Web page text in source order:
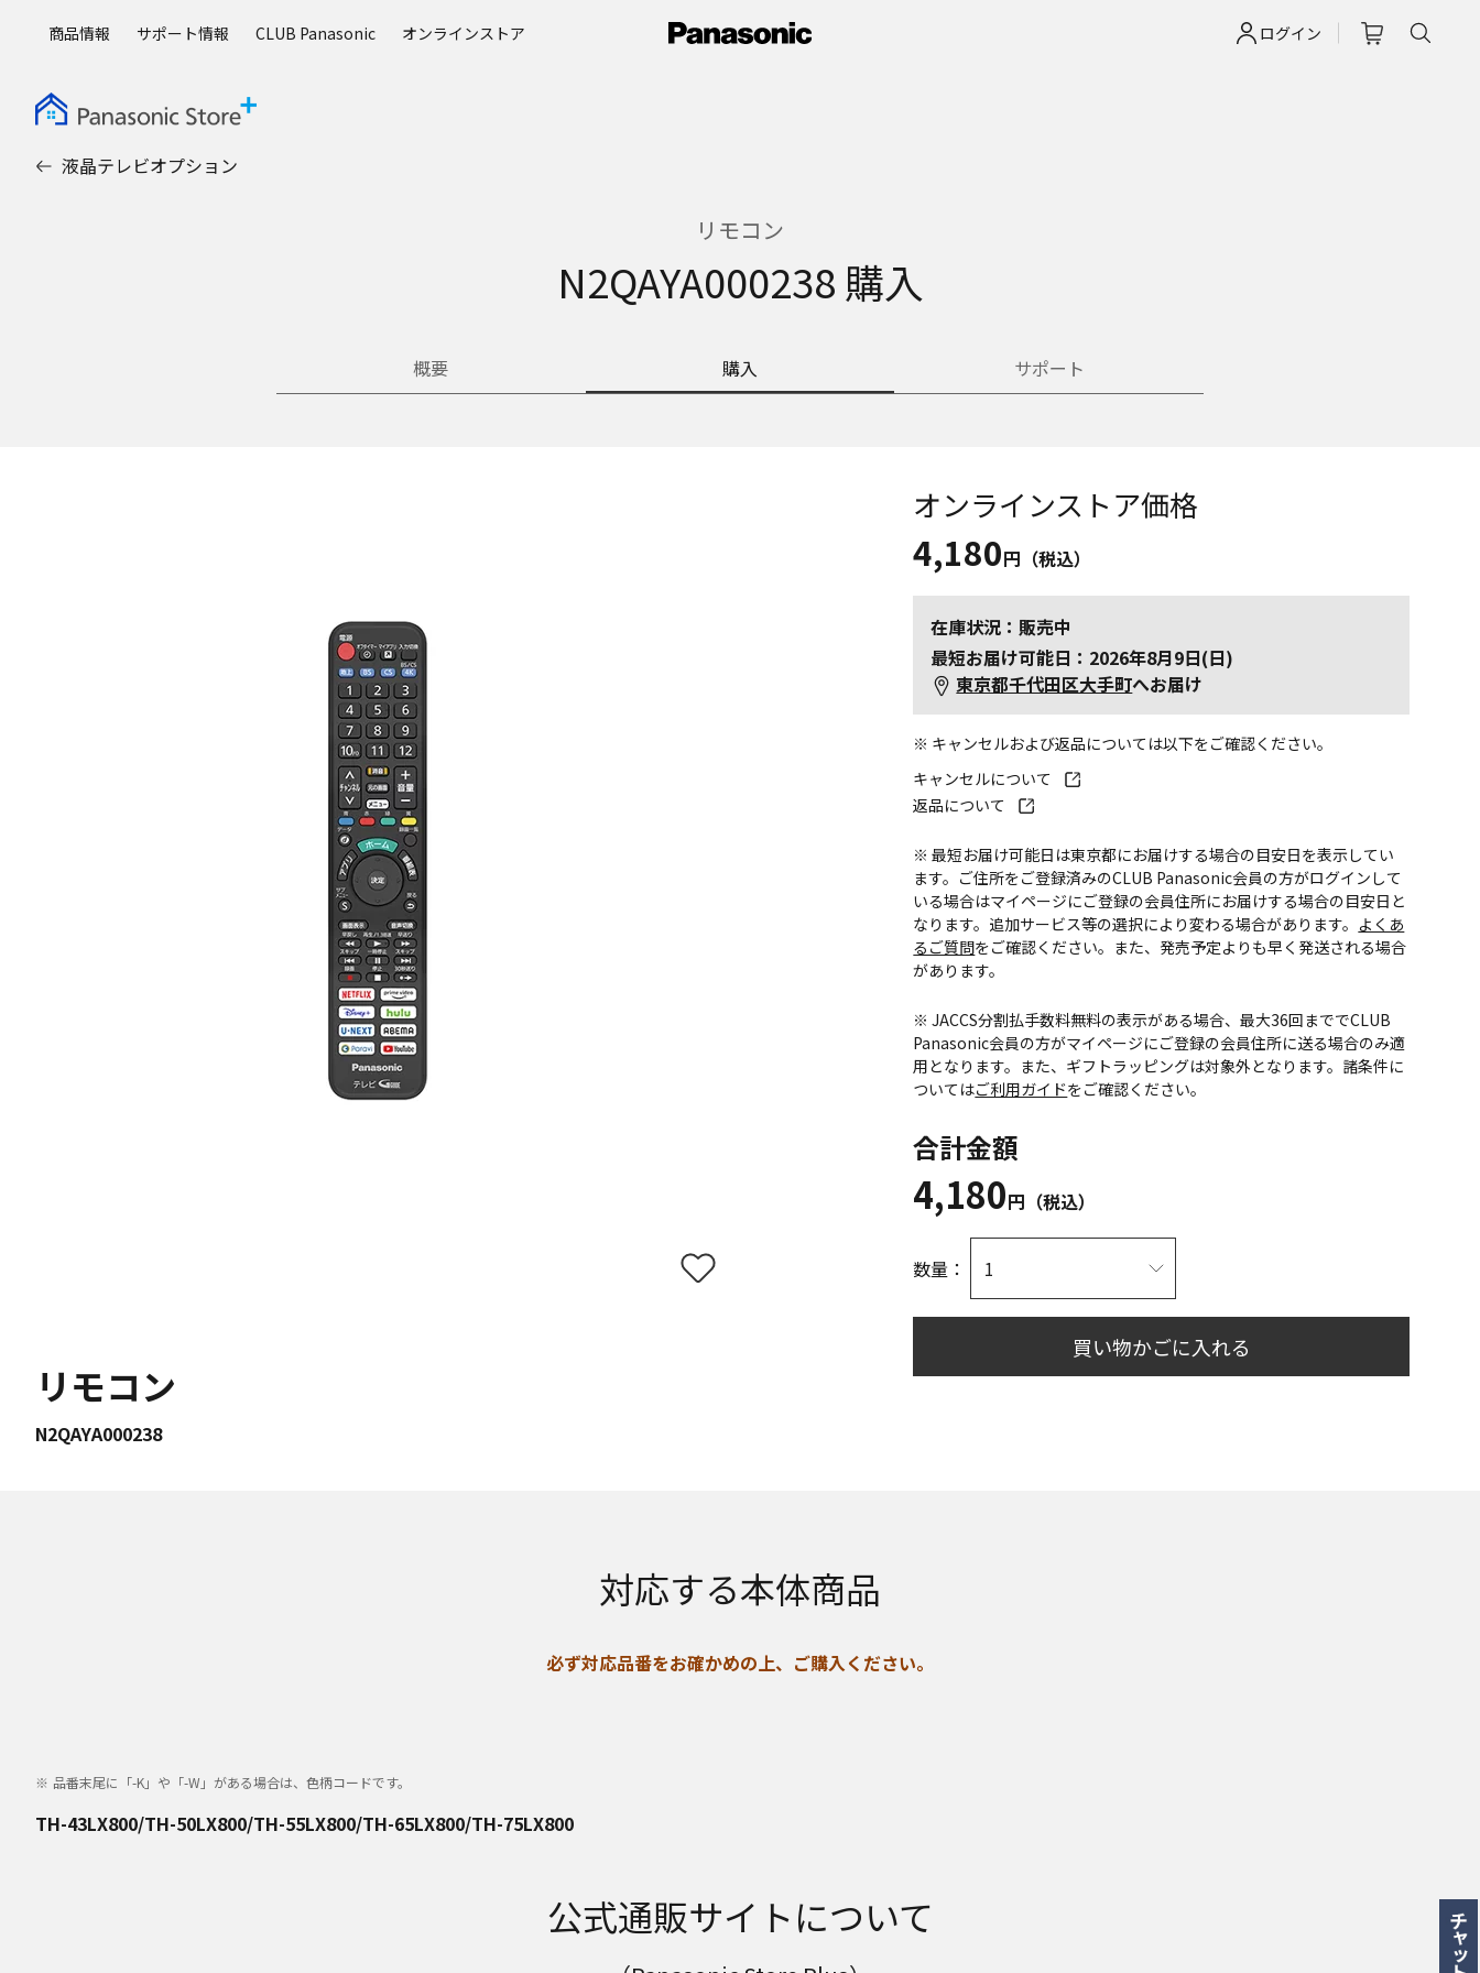
ログイン
商品情報 サポート情報 CLUB Panasonic オンラインストア
液晶テレビオプション
リモコン
N2QAYA000238 購入
概要 購入 サポート
リモコン
N2QAYA000238
オンラインストア価格
4,180円（税込）
在庫状況：販売中
最短お届け可能日：2026年8月9日(日)
東京都千代田区大手町へお届け
※ キャンセルおよび返品については以下をご確認ください。
キャンセルについて
返品について
※ 最短お届け可能日は東京都にお届けする場合の目安日を表示してい
ます。ご住所をご登録済みのCLUB Panasonic会員の方がログインして
いる場合はマイページにご登録の会員住所にお届けする場合の目安日と
なります。追加サービス等の選択により変わる場合があります。 よくあ
るご質問をご確認ください。また、発売予定よりも早く発送される場合
があります。
※ JACCS分割払手数料無料の表示がある場合、最大36回まででCLUB
Panasonic会員の方がマイページにご登録の会員住所に送る場合のみ適
用となります。また、ギフトラッピングは対象外となります。諸条件に
ついてはご利用ガイドをご確認ください。
合計金額
4,180円（税込）
数量：
買い物かごに入れる
対応する本体商品
必ず対応品番をお確かめの上、ご購入ください。
品番末尾に「-K」や「-W」がある場合は、色柄コードです。
TH-43LX800/TH-50LX800/TH-55LX800/TH-65LX800/TH-75LX800
公式通販サイトについて